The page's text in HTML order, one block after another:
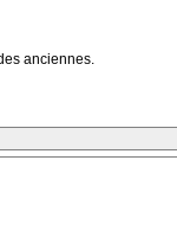
anciennes.